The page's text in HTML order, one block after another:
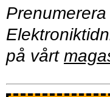
på vårt